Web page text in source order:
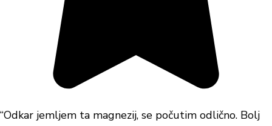
“Odkar jemljem ta magnezij, se počutim odlično. Bolj